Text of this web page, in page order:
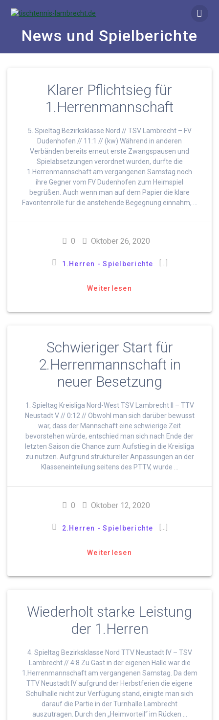
News und Spielberichte
Klarer Pflichtsieg für
1.Herrenmannschaft
5. Spieltag Bezirksklasse Nord // TSV Lambrecht – FV
Dudenhofen // 11:1 // (kw) Während in anderen
Verbänden bereits erneut erste Zwangspausen und
Spielabsetzungen verordnet wurden, durfte die
1.Herrenmannschaft am vergangenen Samstag noch
ihre Gegner vom FV Dudenhofen zum Heimspiel
begrüßen. Auch wenn man auf dem Papier die klare
Favoritenrolle für die anstehende Begegnung einnahm, …
0 Oktober 26, 2020
1.Herren - Spielberichte […]
Weiterlesen
Schwieriger Start für
2.Herrenmannschaft in
neuer Besetzung
1. Spieltag Kreisliga Nord-West TSV Lambrecht II – TTV
Neustadt V // 0:12 // Obwohl man sich darüber bewusst
war, dass der Mannschaft eine schwierige Zeit
bevorstehen würde, entschied man sich nach Ende der
letzten Saison die Chance zum Aufstieg in die Kreisliga
zu nutzen. Aufgrund struktureller Anpassungen an der
Klasseneinteilung seitens des PTTV, wurde …
0 Oktober 12, 2020
2.Herren - Spielberichte […]
Weiterlesen
Wiederholt starke Leistung
der 1.Herren
4. Spieltag Bezirksklasse Nord TTV Neustadt IV – TSV
Lambrecht // 4:8 Zu Gast in der eigenen Halle war die
1.Herrenmannschaft am vergangenen Samstag. Da dem
TTV Neustadt IV aufgrund der Herbstferien die eigene
Schulhalle nicht zur Verfügung stand, einigte man sich
darauf die Partie in der Turnhalle Lambrecht
auszutragen. Durch den „Heimvorteil“ im Rücken …